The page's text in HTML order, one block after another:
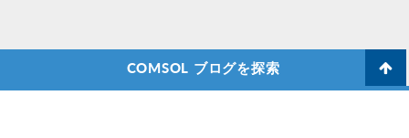
COMSOL ブログを探索